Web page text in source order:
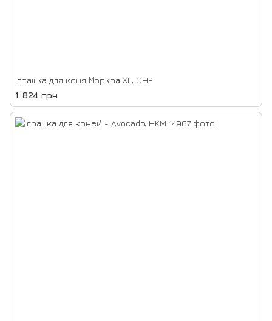
Іграшка для коня Морква XL, QHP
1 824 грн